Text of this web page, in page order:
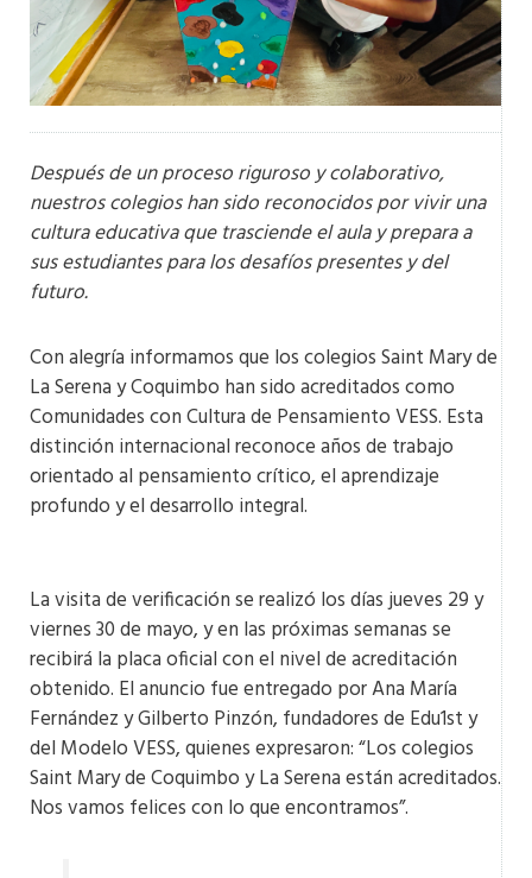
Después de un proceso riguroso y colaborativo,
nuestros colegios han sido reconocidos por vivir una
cultura educativa que trasciende el aula y prepara a
sus estudiantes para los desafíos presentes y del
futuro.
Con alegría informamos que los colegios Saint Mary de
La Serena y Coquimbo han sido acreditados como
Comunidades con Cultura de Pensamiento VESS. Esta
distinción internacional reconoce años de trabajo
orientado al pensamiento crítico, el aprendizaje
profundo y el desarrollo integral.
La visita de verificación se realizó los días jueves 29 y
viernes 30 de mayo, y en las próximas semanas se
recibirá la placa oficial con el nivel de acreditación
obtenido. El anuncio fue entregado por Ana María
Fernández y Gilberto Pinzón, fundadores de Edu1st y
del Modelo VESS, quienes expresaron: “Los colegios
Saint Mary de Coquimbo y La Serena están acreditados.
Nos vamos felices con lo que encontramos”.